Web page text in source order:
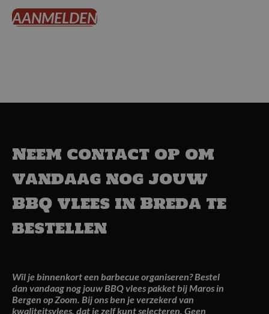
AANMELDEN
Neem contact op om
vandaag nog jouw
BBQ vlees in Breda te
bestellen
Wil je binnenkort een barbecue organiseren? Bestel
dan vandaag nog jouw BBQ vlees pakket bij Maros in
Bergen op Zoom. Bij ons ben je verzekerd van
kwaliteitsvlees, dat je zelf kunt selecteren. Geen